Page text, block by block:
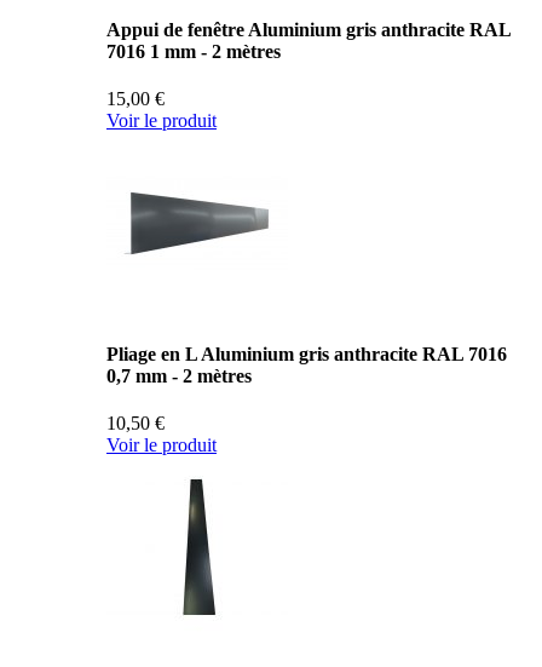
Appui de fenêtre Aluminium gris anthracite RAL
7016 1 mm - 2 mètres
15,00 €
Voir le produit
Pliage en L Aluminium gris anthracite RAL 7016
0,7 mm - 2 mètres
10,50 €
Voir le produit